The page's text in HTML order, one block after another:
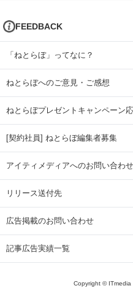
FEEDBACK
「ねとらぼ」ってなに？
ねとらぼへのご意見・ご感想
ねとらぼプレゼントキャンペーン
[契約社員] ねとらぼ編集者募集
アイティメディアへのお問い合わせ
リリース送付先
広告掲載のお問い合わせ
記事広告実績一覧
Copyright © ITmedia